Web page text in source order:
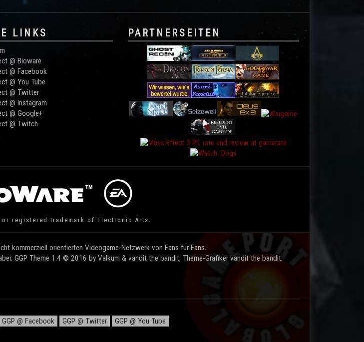
LINKS
@ Bioware
@ Facebook
@ You Tube
@ Twitter
@ Instagram
@ Google+
@ Twitch
PARTNERSEITEN
registered trademark of Electronic Arts.
kommerziell orientierten Videogame-Netzwerk von Fans für Fans.
GGP Theme 1.4 © 2016 by Valkum & vandit the bandit, Theme-Grafiker vandit the bandit.
GGP @ Facebook GGP @ Twitter GGP @ You Tube